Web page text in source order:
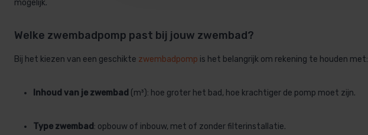
mogelijk.
Welke zwembadpomp past bij jouw zwembad?
Bij het kiezen van een geschikte zwembadpomp is het belangrijk om rekening te houden met:
Inhoud van je zwembad (m³): hoe groter het bad, hoe krachtiger de pomp moet zijn.
Type zwembad : opbouw of inbouw, met of zonder filterinstallatie.